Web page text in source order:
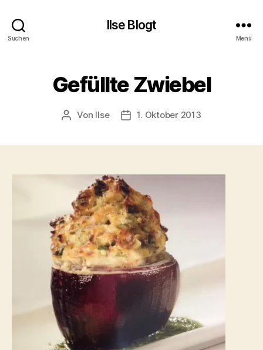
Suchen
Ilse Blogt
Menü
Gefüllte Zwiebel
Beitragsautor
Von Ilse Beitragsdatum
1. Oktober 2013